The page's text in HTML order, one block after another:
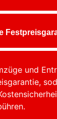
und